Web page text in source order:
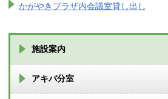
かがやきプラザ内会議室貸し出し
施設案内
アキバ分室